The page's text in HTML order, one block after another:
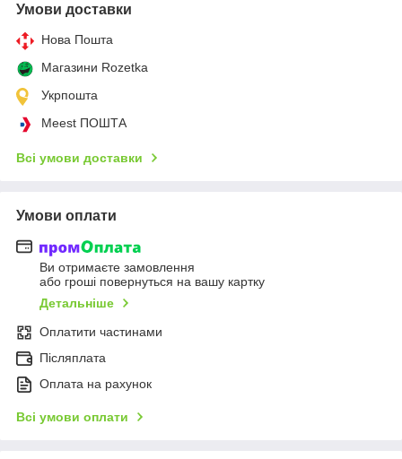
Умови доставки
Нова Пошта
Магазини Rozetka
Укрпошта
Meest ПОШТА
Всі умови доставки
Умови оплати
Ви отримаєте замовлення
або гроші повернуться на вашу картку
Детальніше
Оплатити частинами
Післяплата
Оплата на рахунок
Всі умови оплати